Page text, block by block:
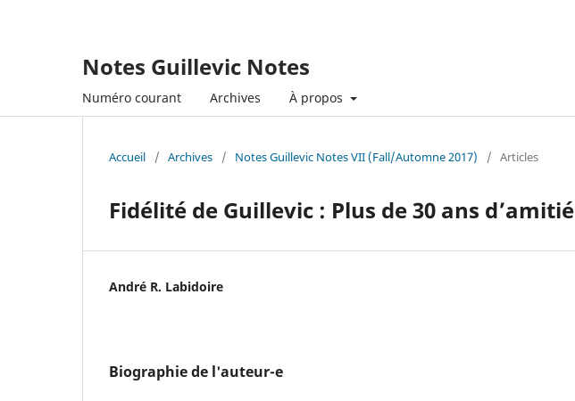
Notes Guillevic Notes
Numéro courant Archives À propos
Accueil / Archives / Notes Guillevic Notes VII (Fall/Automne 2017) / Articles
Fidélité de Guillevic : Plus de 30 ans d’amitié
André R. Labidoire
Biographie de l'auteur-e